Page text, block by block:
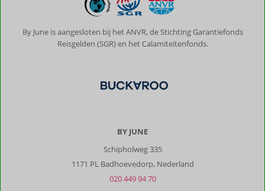
By June is aangesloten bij het ANVR, de Stichting Garantiefonds
Reisgelden (SGR) en het Calamiteitenfonds.
BY JUNE
Schipholweg 335
1171 PL Badhoevedorp, Nederland
020 449 94 70